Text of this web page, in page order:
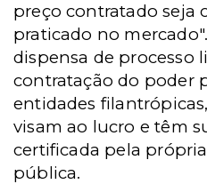
preço contratado seja
praticado no
dispensa de processo
contratação do poder
entidades
visam ao lucro e têm
certificada pela
pública.